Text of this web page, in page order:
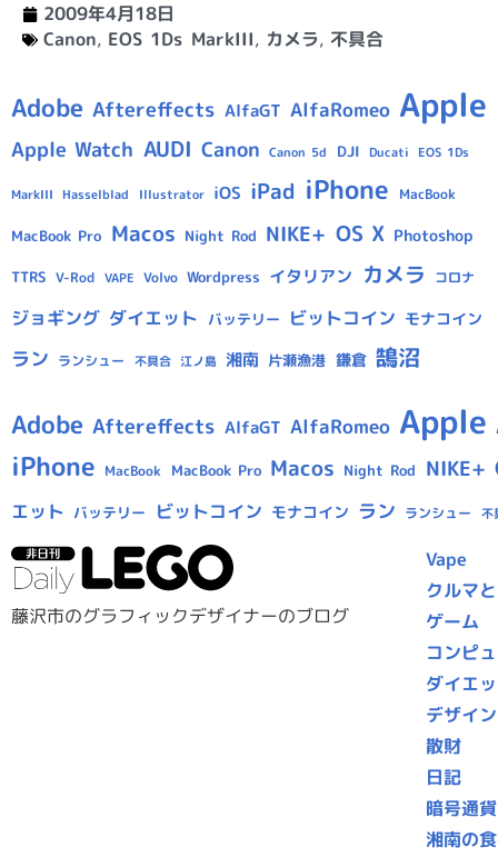
2009年4月18日
Canon, EOS 1Ds MarkIII, カメラ, 不具合
Adobe Aftereffects AlfaGT AlfaRomeo Apple
Apple Watch AUDI Canon Canon 5d DJI Ducati EOS 1Ds
MarkIII Hasselblad Illustrator iOS iPad iPhone MacBook
MacBook Pro Macos Night Rod NIKE+ OS X Photoshop
TTRS V-Rod VAPE Volvo Wordpress イタリアン カメラ コロナ
ジョギング ダイエット バッテリー ビットコイン モナコイン
ラン ランシュー 不具合 江ノ島 湘南 片瀬漁港 鎌倉 鵠沼
Adobe Aftereffects AlfaGT AlfaRomeo Apple
iPhone MacBook MacBook Pro Macos Night Rod NIKE+
エット バッテリー ビットコイン モナコイン ラン ランシュー 不
藤沢市のグラフィックデザイナーのブログ
Vape
クルマ
ゲーム
コンピ
ダイエ
デザイ
散財
日記
暗号通
湘南の